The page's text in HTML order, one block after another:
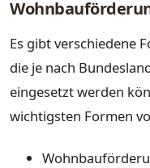
Es gibt verschiedene
die je nach
eingesetzt werden
wichtigsten Formen